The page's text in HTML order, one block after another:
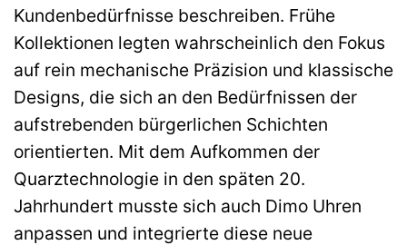
Kundenbedürfnisse beschreiben. Frühe
Kollektionen legten wahrscheinlich den Fokus
auf rein mechanische Präzision und klassische
Designs, die sich an den Bedürfnissen der
aufstrebenden bürgerlichen Schichten
orientierten. Mit dem Aufkommen der
Quarztechnologie in den späten 20.
Jahrhundert musste sich auch Dimo Uhren
anpassen und integrierte diese neue